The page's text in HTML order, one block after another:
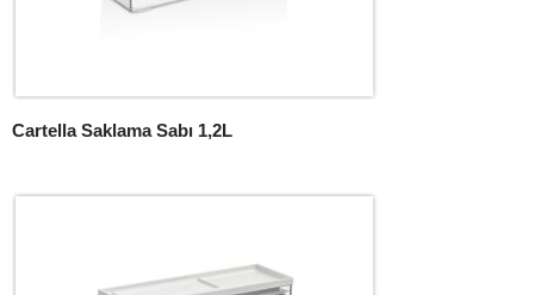
Cartella Saklama Sabı 1,2L